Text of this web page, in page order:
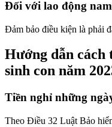
Đối với lao động
Đảm bảo điều kiện là phải
Hướng dẫn
sinh con năm
Tiền nghỉ những
Theo Điều 32 Luật Bảo